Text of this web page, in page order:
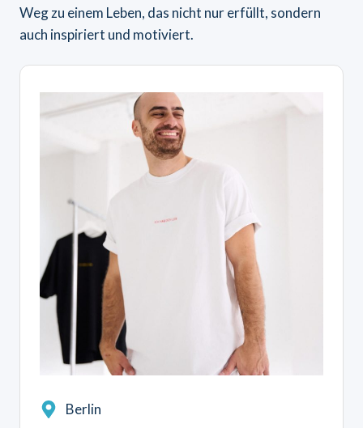
Weg zu einem Leben, das nicht nur erfüllt, sondern
auch inspiriert und motiviert.
Berlin